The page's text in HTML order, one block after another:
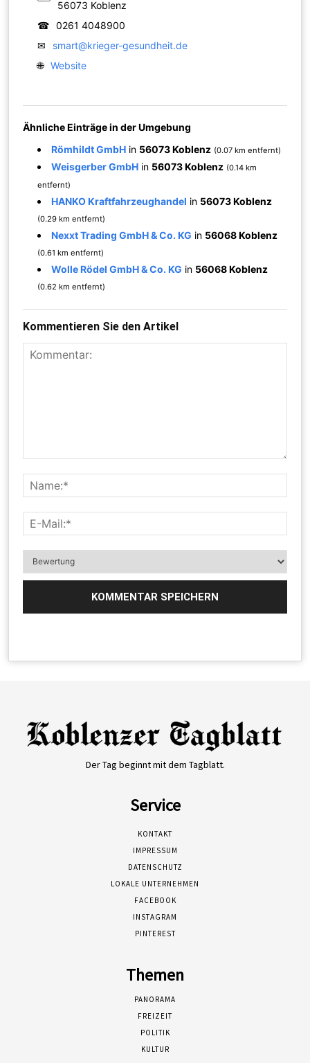
56073 Koblenz
☎
0261 4048900
✉
smart@krieger-gesundheit.de
🌐 Website
Ähnliche Einträge in der Umgebung
Römhildt GmbH in 56073 Koblenz (0.07 km entfernt)
Weisgerber GmbH in 56073 Koblenz (0.14 km
entfernt)
HANKO Kraftfahrzeughandel in 56073 Koblenz
(0.29 km entfernt)
Nexxt Trading GmbH & Co. KG in 56068 Koblenz
(0.61 km entfernt)
Wolle Rödel GmbH & Co. KG in 56068 Koblenz
(0.62 km entfernt)
Kommentieren Sie den Artikel
Der Tag beginnt mit dem Tagblatt.
Service
KONTAKT
IMPRESSUM
DATENSCHUTZ
LOKALE UNTERNEHMEN
FACEBOOK
INSTAGRAM
PINTEREST
Themen
PANORAMA
FREIZEIT
POLITIK
KULTUR